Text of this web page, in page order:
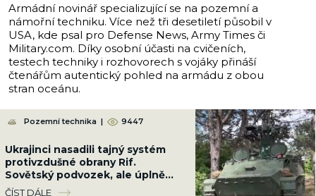
Armádní novinář specializující se na pozemní a
námořní techniku. Více než tři desetiletí působil v
USA, kde psal pro Defense News, Army Times či
Military.com. Díky osobní účasti na cvičeních,
testech techniky i rozhovorech s vojáky přináší
čtenářům autentický pohled na armádu z obou
stran oceánu.
Pozemní technika | 9447
Ukrajinci nasadili tajný systém
protivzdušné obrany Rif.
Sovětský podvozek, ale úplně
jiná hra proti letounům
ČÍST DÁLE